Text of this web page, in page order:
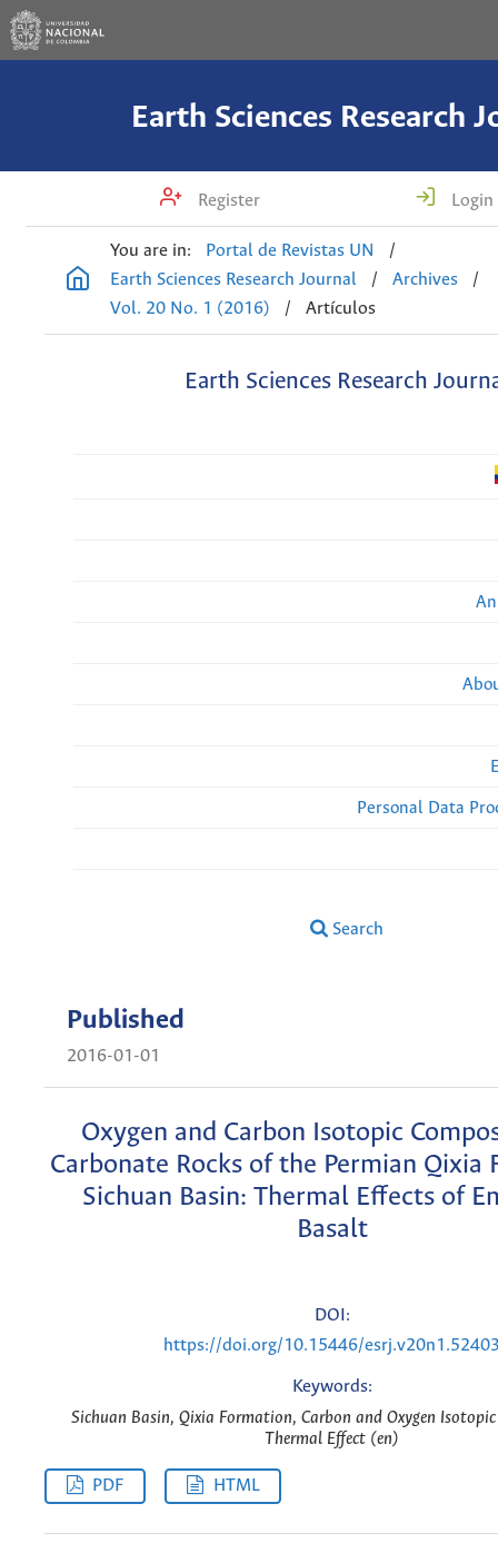
Earth Sciences Research
Register Login
You are in: Portal de Revistas UN
/
Earth Sciences Research Journal
/ Archives
/
Vol. 20 No. 1 (2016)
/ Artículos
Earth Sciences Research
Personal Data
Search
Published
2016-01-01
Oxygen and Carbon Isotopic
Carbonate Rocks of the Permian Qixia
Sichuan Basin: Thermal Effects of
Basalt
DOI:
https://doi.org/10.15446/
Keywords:
Sichuan Basin, Qixia Formation, Carbon and Oxygen
Thermal Effect (en)
PDF HTML